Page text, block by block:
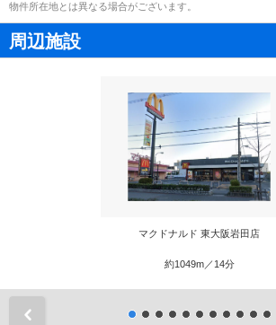
物件所在地とは異なる場合がございます。
周辺施設
マクドナルド 東大阪岩田店
約1049m／14分